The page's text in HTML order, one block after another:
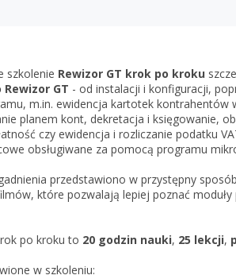
szkolenie Rewizor GT krok po kroku
GT - od instalacji i konfiguracji,
m.in. ewidencja kartotek kontrahentów
planem kont, dekretacja i księgowanie,
czy ewidencja i rozliczanie podatku
obsługiwane za pomocą programu
przedstawiono w przystępny
które pozwalają lepiej poznać
po kroku to 20 godzin nauki, 25 lekcji,
w szkoleniu: